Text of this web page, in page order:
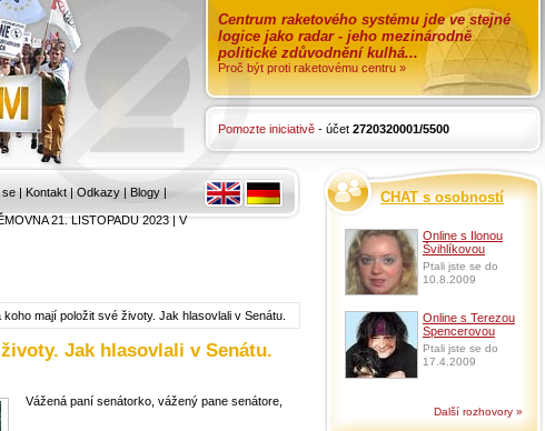
Centrum raketového systému jde ve stejné
logice jako radar - jeho mezinárodně
politické zdůvodnění kulhá...
Proč být proti raketovému centru »
Pomozte iniciativě - účet 2720320001/5500
se | Kontakt | Odkazy | Blogy |
21. LISTOPADU 2023|V
koho mají položit své životy. Jak hlasovlali v Senátu.
Jak hlasovlali v Senátu.
Vážená paní senátorko, vážený pane senátore,
CHAT s osobností
Online s Ilonou
Švihlíkovou
Ptali jste se do
10.8.2009
Online s Terezou
Spencerovou
Ptali jste se do
17.4.2009
Další rozhovory »